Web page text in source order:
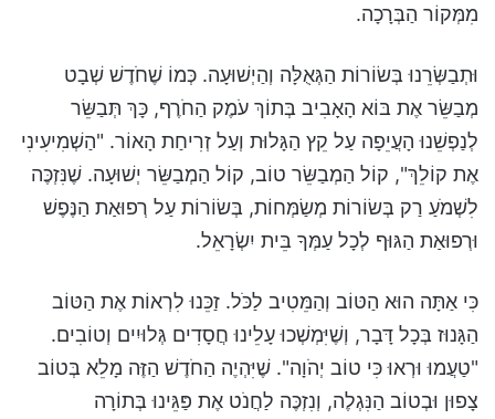
מִמְּקוֹר הַבְּרָכָה.
וּתְבַשְּׂרֵנוּ בְּשׂוֹרוֹת הַגְּאֻלָּה וְהַיְשׁוּעָה. כְּמוֹ שֶׁחֹדֶשׁ שְׁבָט
מְבַשֵּׂר אֶת בּוֹא הָאָבִיב בְּתוֹךְ עֹמֶק הַחֹרֶף, כָּךְ תְּבַשֵּׂר
לְנַפְשֵׁנוּ הָעֲיֵפָה עַל קֵץ הַגָּלוּת וְעַל זְרִיחַת הָאוֹר. "הַשְׁמִיעִינִי
אֶת קוֹלֵךְ", קוֹל הַמְבַשֵּׂר טוֹב, קוֹל הַמְבַשֵּׂר יְשׁוּעָה. שֶׁנִּזְכֶּה
לִשְׁמֹעַ רַק בְּשׂוֹרוֹת מְשַׂמְּחוֹת, בְּשׂוֹרוֹת עַל רְפוּאַת הַנֶּפֶשׁ
וּרְפוּאַת הַגּוּף לְכָל עַמְּךָ בֵּית יִשְׂרָאֵל.
כִּי אַתָּה הוּא הַטּוֹב וְהַמֵּטִיב לַכֹּל. זַכֵּנוּ לִרְאוֹת אֶת הַטּוֹב
הַגָּנוּז בְּכָל דָּבָר, וְשֶׁיִּמְשְׁכוּ עָלֵינוּ חֲסָדִים גְּלוּיִים וְטוֹבִים.
"טַעֲמוּ וּרְאוּ כִּי טוֹב יְהֹוָה". שֶׁיִּהְיֶה הַחֹדֶשׁ הַזֶּה מָלֵא בְּטוֹב
צָפוּן וּבְטוֹב הַנִּגְלֶה, וְנִזְכֶּה לַחֲנֹט אֶת פַּגֵּינוּ בְּתוֹרָה